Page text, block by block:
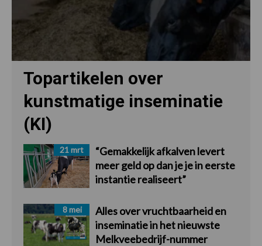
Topartikelen over
kunstmatige inseminatie
(KI)
21 mrt
“Gemakkelijk afkalven levert
meer geld op dan je je in eerste
instantie realiseert”
8 mei
Alles over vruchtbaarheid en
inseminatie in het nieuwste
Melkveebedrijf-nummer